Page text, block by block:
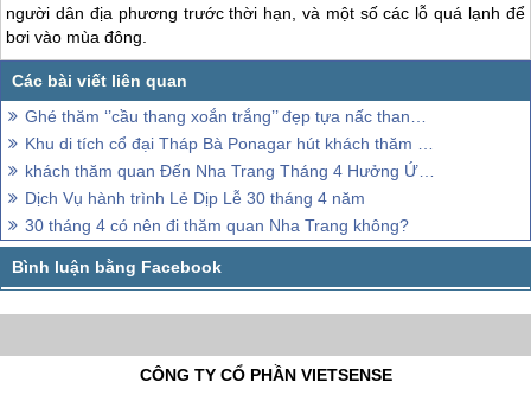
người dân địa phương trước thời hạn, và một số các lỗ quá lạnh để
bơi vào mùa đông.
Ghé thăm ‘’cầu thang xoắn trắng’’ đẹp tựa nấc thang lên thiên đường
Khu di tích cổ đại Tháp Bà Ponagar hút khách thăm quan Nha Trang trong những tháng đầu năm
khách thăm quan Đến Nha Trang Tháng 4 Hưởng Ứng Ngày Sách Việt Nam
Dịch Vụ hành trình Lẻ Dịp Lễ 30 tháng 4 năm
30 tháng 4 có nên đi thăm quan Nha Trang không?
CÔNG TY CỔ PHẦN VIETSENSE